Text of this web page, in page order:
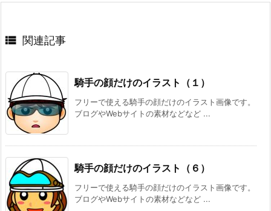
 関連記事
騎手の顔だけのイラスト（１）
フリーで使える騎手の顔だけのイラスト画像です。
ブログやWebサイトの素材などなど ...
騎手の顔だけのイラスト（６）
フリーで使える騎手の顔だけのイラスト画像です。
ブログやWebサイトの素材などなど ...